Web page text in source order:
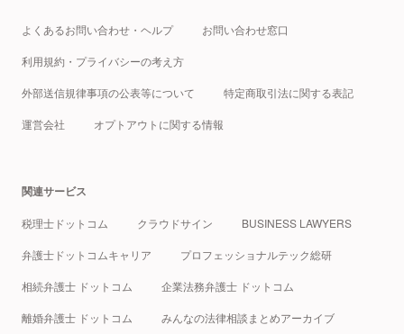
よくあるお問い合わせ・ヘルプ お問い合わせ窓口
利用規約・プライバシーの考え方
外部送信規律事項の公表等について 特定商取引法に関する表記
運営会社 オプトアウトに関する情報
関連サービス
税理士ドットコム クラウドサイン BUSINESS LAWYERS
弁護士ドットコムキャリア プロフェッショナルテック総研
相続弁護士 ドットコム 企業法務弁護士 ドットコム
離婚弁護士 ドットコム みんなの法律相談まとめアーカイブ